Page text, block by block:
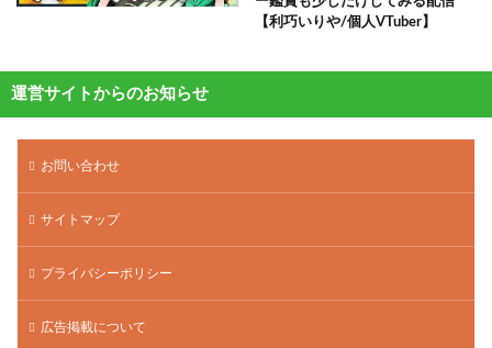
【利巧いりや/個人VTuber】
運営サイトからのお知らせ
お問い合わせ
サイトマップ
プライバシーポリシー
広告掲載について